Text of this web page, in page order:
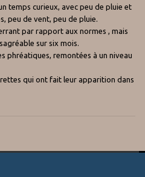
temps curieux, avec peu de pluie et
peu de vent, peu de pluie.
par rapport aux normes , mais
sur six mois.
phréatiques, remontées à un niveau
qui ont fait leur apparition dans